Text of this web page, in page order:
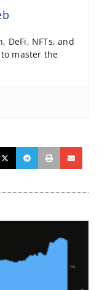
DeFi, NFTs, and
master the